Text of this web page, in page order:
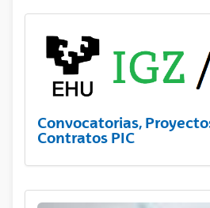
Convocatorias,
Contratos PIC